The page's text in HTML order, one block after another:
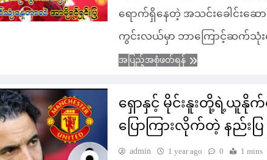
ရောက်ရှိနေတဲ့ အသင်းခေါင်းဆ
ကွင်းလယ်မှာ ဘာကြောင့်ဆက်သုံး
အပြည့်အစုံဖတ်ရန်
ရှောနှင့် မိုင်းနူးတို့ရဲ့ယူ
ပြောကြားလိုက်တဲ့ နည်းပ
admin 1 year ago 0 1 mins